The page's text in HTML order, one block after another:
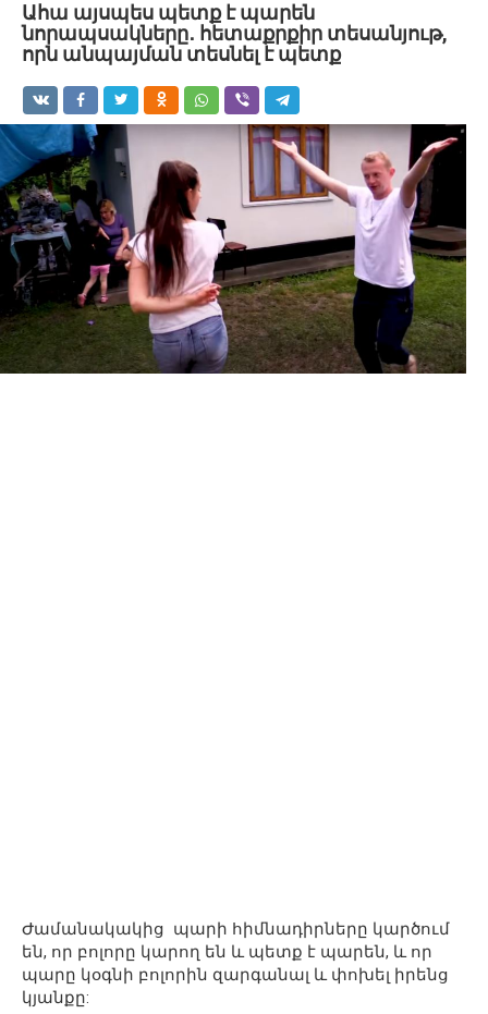
Ահա այսպես պետք է պարեն
նորապսակները․ հետաքրքիր տեսանյութ,
որն անպայման տեսնել է պետք
Ժամանակակից պարի հիմնադիրները կարծում
են, որ բոլորը կարող են և պետք է պարեն, և որ
պարը կօգնի բոլորին զարգանալ և փոխել իրենց
կյանքը: